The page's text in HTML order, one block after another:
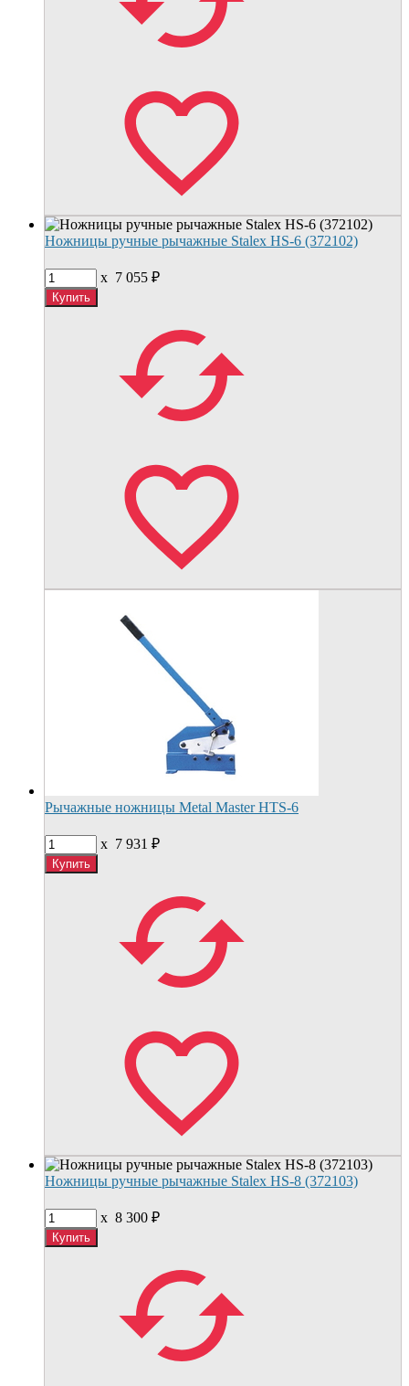
Ножницы ручные рычажные Stalex HS-6 (372102)
x 7 055 ₽
Рычажные ножницы Metal Master HTS-6
x 7 931 ₽
Ножницы ручные рычажные Stalex HS-8 (372103)
x 8 300 ₽